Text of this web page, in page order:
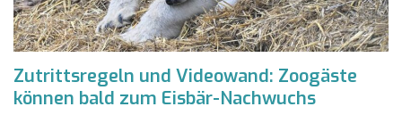
Zutrittsregeln und Videowand: Zoogäste
können bald zum Eisbär-Nachwuchs